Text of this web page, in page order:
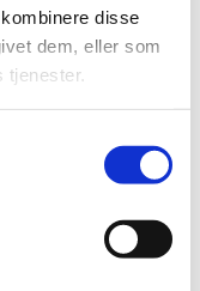
disse
dem, eller som
tjenester.